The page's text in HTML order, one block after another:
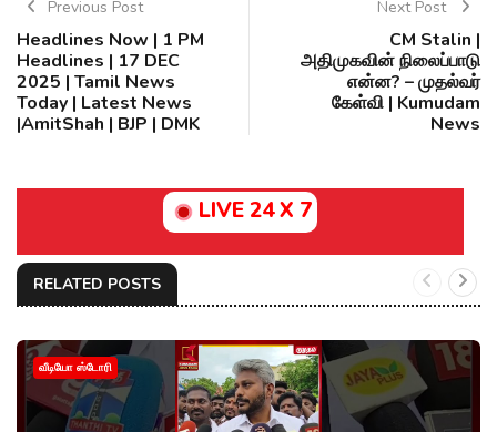
Previous Post
Headlines Now | 1 PM
Headlines | 17 DEC
2025 | Tamil News
Today | Latest News
|AmitShah | BJP | DMK
Next Post
CM Stalin |
அதிமுகவின் நிலைப்பாடு
என்ன? – முதல்வர்
கேள்வி | Kumudam
News
LIVE 24 X 7
RELATED POSTS
வீடியோ ஸ்டோரி